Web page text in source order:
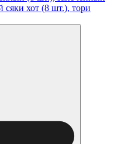
сяки хот (8 шт.), тори